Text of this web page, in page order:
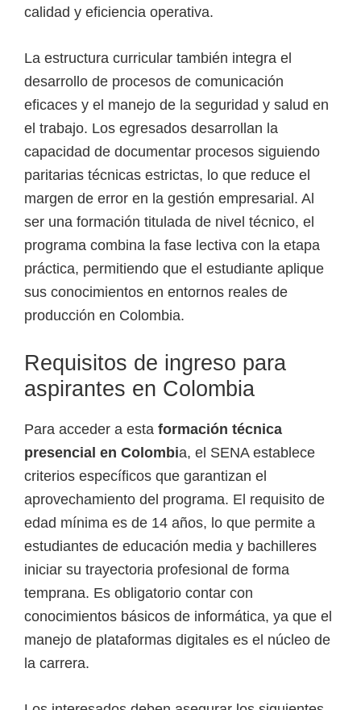
calidad y eficiencia operativa.
La estructura curricular también integra el
desarrollo de procesos de comunicación
eficaces y el manejo de la seguridad y salud en
el trabajo. Los egresados desarrollan la
capacidad de documentar procesos siguiendo
paritarias técnicas estrictas, lo que reduce el
margen de error en la gestión empresarial. Al
ser una formación titulada de nivel técnico, el
programa combina la fase lectiva con la etapa
práctica, permitiendo que el estudiante aplique
sus conocimientos en entornos reales de
producción en Colombia.
Requisitos de ingreso para
aspirantes en Colombia
Para acceder a esta formación técnica
presencial en Colombia, el SENA establece
criterios específicos que garantizan el
aprovechamiento del programa. El requisito de
edad mínima es de 14 años, lo que permite a
estudiantes de educación media y bachilleres
iniciar su trayectoria profesional de forma
temprana. Es obligatorio contar con
conocimientos básicos de informática, ya que el
manejo de plataformas digitales es el núcleo de
la carrera.